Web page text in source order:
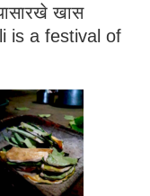
खास
is a festival of